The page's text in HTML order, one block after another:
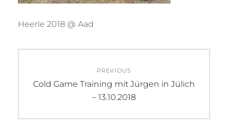
Heerle 2018 @ Aad
PREVIOUS
Previous
Cold Game Training mit Jürgen in Jülich
– 13.10.2018